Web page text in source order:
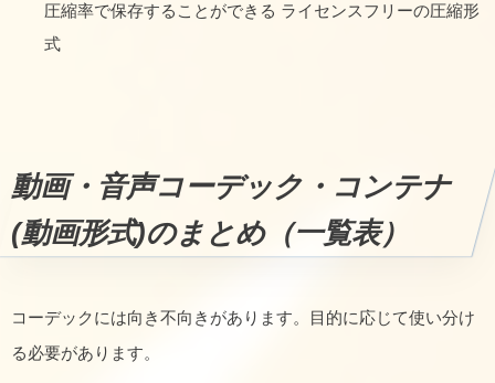
圧縮率で保存することができる ライセンスフリーの圧縮形
式
動画・音声コーデック・コンテナ
(動画形式)のまとめ（一覧表）
コーデックには向き不向きがあります。目的に応じて使い分け
る必要があります。